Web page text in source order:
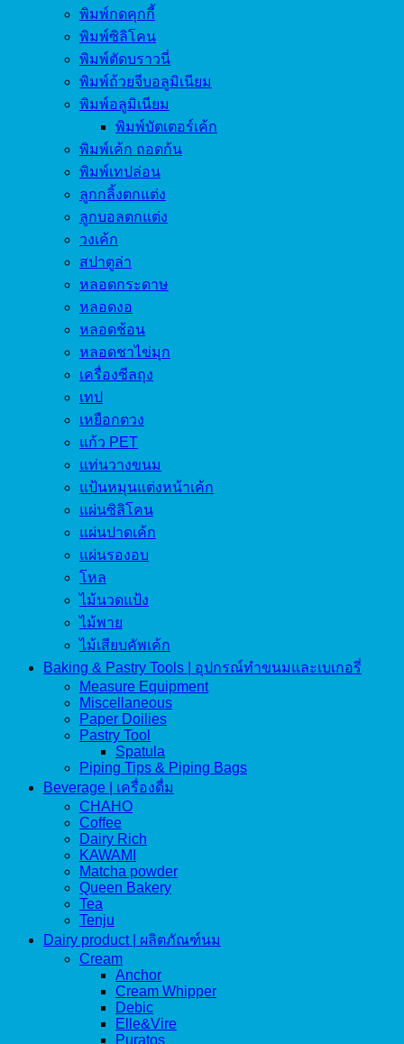
พิมพ์กดคุกกี้
พิมพ์ซิลิโคน
พิมพ์ตัดบราวนี่
พิมพ์ถ้วยจีบอลูมิเนียม
พิมพ์อลูมิเนียม
พิมพ์บัตเตอร์เค้ก
พิมพ์เค้ก ถอดก้น
พิมพ์เทปล่อน
ลูกกลิ้งตกแต่ง
ลูกบอลตกแต่ง
วงเค้ก
สปาตูล่า
หลอดกระดาษ
หลอดงอ
หลอดช้อน
หลอดชาไข่มุก
เครื่องซีลถุง
เทป
เหยือกตวง
แก้ว PET
แท่นวางขนม
แป้นหมุนแต่งหน้าเค้ก
แผ่นซิลิโคน
แผ่นปาดเค้ก
แผ่นรองอบ
โหล
ไม้นวดแป้ง
ไม้พาย
ไม้เสียบคัพเค้ก
Baking & Pastry Tools | อุปกรณ์ทำขนมและเบเกอรี่
Measure Equipment
Miscellaneous
Paper Doilies
Pastry Tool
Spatula
Piping Tips & Piping Bags
Beverage | เครื่องดื่ม
CHAHO
Coffee
Dairy Rich
KAWAMI
Matcha powder
Queen Bakery
Tea
Tenju
Dairy product | ผลิตภัณฑ์นม
Cream
Anchor
Cream Whipper
Debic
Elle&Vire
Puratos